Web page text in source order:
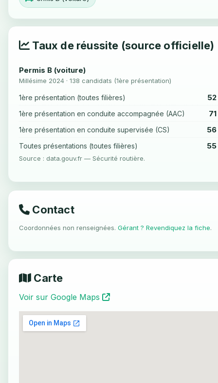
Taux de réussite (source officielle)
Permis B (voiture)
Millésime 2024 · 138 candidats (1ère présentation)
1ère présentation (toutes filières)
1ère présentation en conduite accompagnée (AAC)
1ère présentation en conduite supervisée (CS) 56
Toutes présentations (toutes filières) 55
Source : data.gouv.fr — Sécurité routière.
Contact
Coordonnées non renseignées. Gérant ? Revendiquez la fiche.
Carte
Voir sur Google Maps